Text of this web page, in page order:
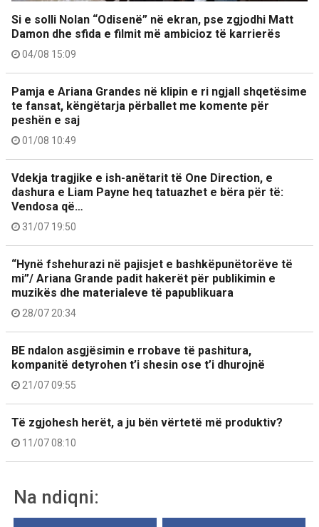
Si e solli Nolan “Odisenë” në ekran, pse zgjodhi Matt
Damon dhe sfida e filmit më ambicioz të karrierës
04/08 15:09
Pamja e Ariana Grandes në klipin e ri ngjall shqetësime
te fansat, këngëtarja përballet me komente për
peshën e saj
01/08 10:49
Vdekja tragjike e ish-anëtarit të One Direction, e
dashura e Liam Payne heq tatuazhet e bëra për të:
Vendosa që…
31/07 19:50
“Hynë fshehurazi në pajisjet e bashkëpunëtorëve të
mi”/ Ariana Grande padit hakerët për publikimin e
muzikës dhe materialeve të papublikuara
28/07 20:34
BE ndalon asgjësimin e rrobave të pashitura,
kompanitë detyrohen t’i shesin ose t’i dhurojnë
21/07 09:55
Të zgjohesh herët, a ju bën vërtetë më produktiv?
11/07 08:10
Na ndiqni: